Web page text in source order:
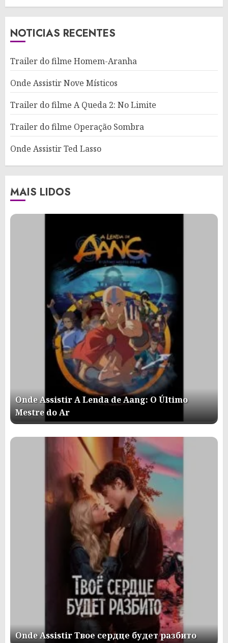
NOTICIAS RECENTES
Trailer do filme Homem-Aranha
Onde Assistir Nove Místicos
Trailer do filme A Queda 2: No Limite
Trailer do filme Operação Sombra
Onde Assistir Ted Lasso
MAIS LIDOS
Onde Assistir A Lenda de Aang: O Último
Mestre do Ar
Onde Assistir Твое сердце будет разбито